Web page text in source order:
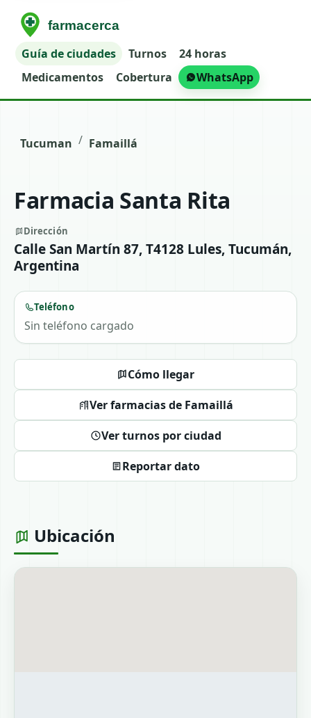
Guía de ciudades Turnos
24 horas
Medicamentos
Cobertura WhatsApp
Tucuman / Famaillá
Farmacia Santa Rita
Dirección
Calle San Martín 87, T4128 Lules, Tucumán,
Argentina
Teléfono
Sin teléfono cargado
Cómo llegar
Ver farmacias de Famaillá
Ver turnos por ciudad
Reportar dato
Ubicación